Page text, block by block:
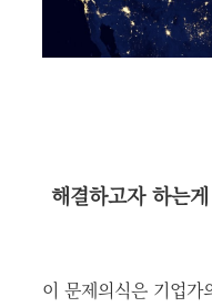
해결하고자 하는
이 문제의식은 기업